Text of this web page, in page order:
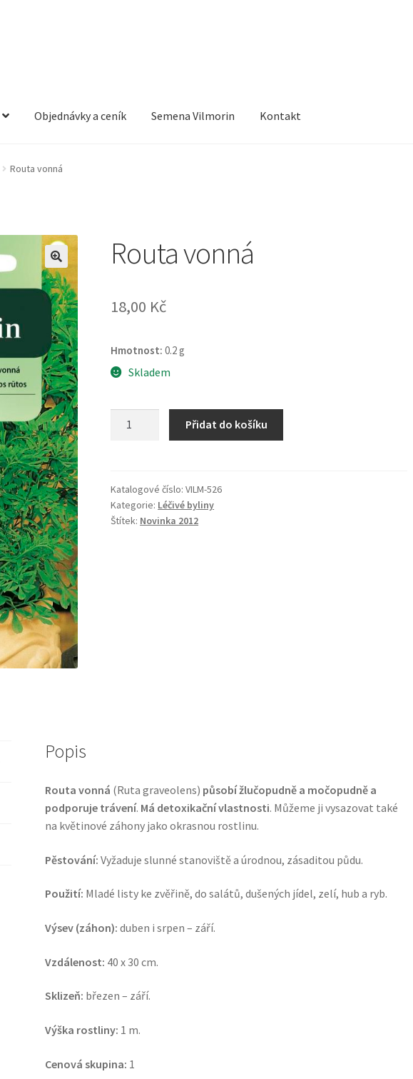
Objednávky a ceník Semena Vilmorin Kontakt
Routa vonná
Routa vonná
18,00 Kč
Hmotnost:0.2 g
Skladem
Přidat do košíku
Katalogové číslo:VILM-526
Kategorie: Léčivé byliny
Štítek: Novinka 2012
Popis
Routa vonná (Ruta graveolens) působí žlučopudně a močopudně a
podporuje trávení. Má detoxikační vlastnosti. Můžeme ji vysazovat také
na květinové záhony jako okrasnou rostlinu.
Pěstování: Vyžaduje slunné stanoviště a úrodnou, zásaditou půdu.
Použití: Mladé listy ke zvěřině, do salátů, dušených jídel, zelí, hub a ryb.
Výsev (záhon): duben i srpen – září.
Vzdálenost: 40 x 30 cm.
Sklizeň: březen – září.
Výška rostliny: 1 m.
Cenová skupina: 1